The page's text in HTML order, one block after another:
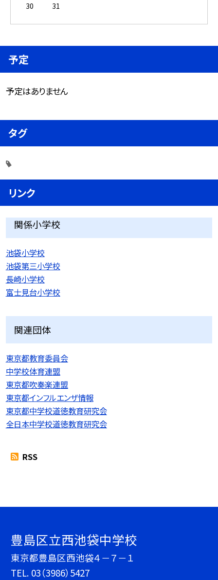
30
31
予定
予定はありません
タグ
リンク
関係小学校
池袋小学校
池袋第三小学校
長崎小学校
富士見台小学校
関連団体
東京都教育委員会
中学校体育連盟
東京都吹奏楽連盟
東京都インフルエンザ情報
東京都中学校道徳教育研究会
全日本中学校道徳教育研究会
RSS
豊島区立西池袋中学校
東京都豊島区西池袋４－７－１
TEL. 03（3986）5427